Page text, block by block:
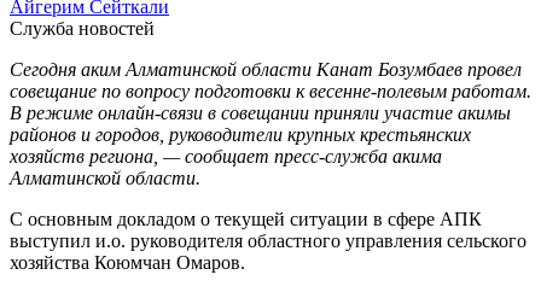
Айгерим Сейткали
Служба новостей
Сегодня аким Алматинской области Канат Бозумбаев провел
совещание по вопросу подготовки к весенне-полевым работам.
В режиме онлайн-связи в совещании приняли участие акимы
районов и городов, руководители крупных крестьянских
хозяйств региона, — сообщает пресс-служба акима
Алматинской области.
С основным докладом о текущей ситуации в сфере АПК
выступил и.о. руководителя областного управления сельского
хозяйства Коюмчан Омаров.